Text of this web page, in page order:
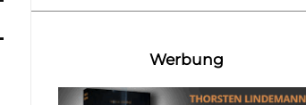
Werbung